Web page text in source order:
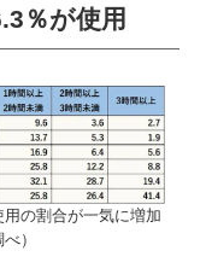
％が使用
の割合が一気に増加
）